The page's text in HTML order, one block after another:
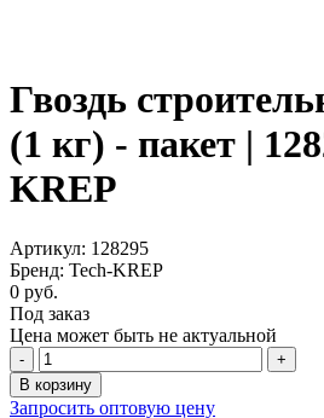
Гвоздь
(1 кг) - пакет |
KREP
Артикул: 128295
Бренд: Tech-KREP
0 руб.
Под заказ
Цена может быть не актуальной
-
+
В корзину
Запросить оптовую цену